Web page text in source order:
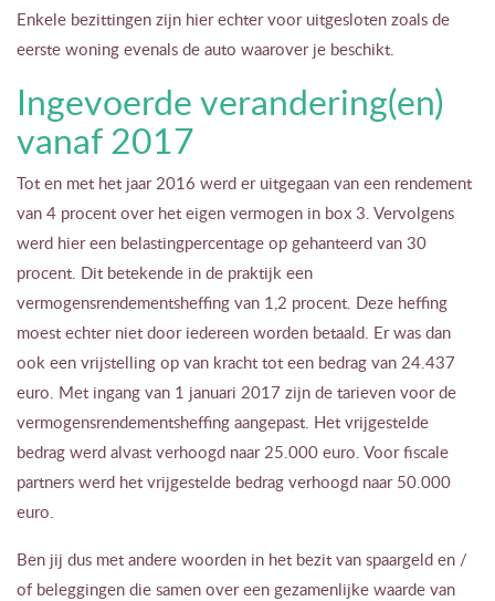
Enkele bezittingen zijn hier echter voor uitgesloten zoals de
eerste woning evenals de auto waarover je beschikt.
Ingevoerde verandering(en)
vanaf 2017
Tot en met het jaar 2016 werd er uitgegaan van een rendement
van 4 procent over het eigen vermogen in box 3. Vervolgens
werd hier een belastingpercentage op gehanteerd van 30
procent. Dit betekende in de praktijk een
vermogensrendementsheffing van 1,2 procent. Deze heffing
moest echter niet door iedereen worden betaald. Er was dan
ook een vrijstelling op van kracht tot een bedrag van 24.437
euro. Met ingang van 1 januari 2017 zijn de tarieven voor de
vermogensrendementsheffing aangepast. Het vrijgestelde
bedrag werd alvast verhoogd naar 25.000 euro. Voor fiscale
partners werd het vrijgestelde bedrag verhoogd naar 50.000
euro.
Ben jij dus met andere woorden in het bezit van spaargeld en /
of beleggingen die samen over een gezamenlijke waarde van